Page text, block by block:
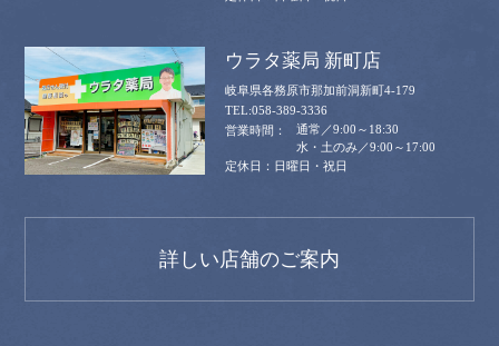
ウラタ薬局 新町店
岐阜県各務原市那加前洞新町4-179
058-389-3336
通常／9:00～18:30
水・土のみ／9:00～17:00
日曜日・祝日
詳しい店舗のご案内